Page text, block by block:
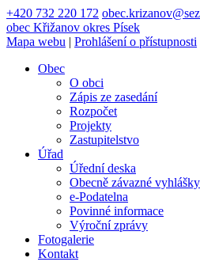
+420 732 220 172
obec Křižanov okres Písek
Mapa webu | Prohlášení o přístupnosti
Obec
O obci
Zápis ze zasedání
Rozpočet
Projekty
Zastupitelstvo
Úřad
Úřední deska
Obecně závazné vyhlášky
e-Podatelna
Povinné informace
Výroční zprávy
Fotogalerie
Kontakt